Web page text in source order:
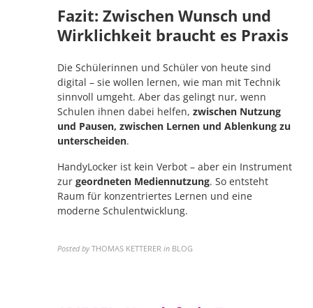
Fazit: Zwischen Wunsch und
Wirklichkeit braucht es Praxis
Die Schülerinnen und Schüler von heute sind
digital – sie wollen lernen, wie man mit Technik
sinnvoll umgeht. Aber das gelingt nur, wenn
Schulen ihnen dabei helfen,zwischen Nutzung
und Pausen, zwischen Lernen und Ablenkung zu
unterscheiden.
HandyLocker ist kein Verbot – aber ein Instrument
zurgeordneten Mediennutzung. So entsteht
Raum für konzentriertes Lernen und eine
moderne Schulentwicklung.
Posted by THOMAS KETTERER in BLOG